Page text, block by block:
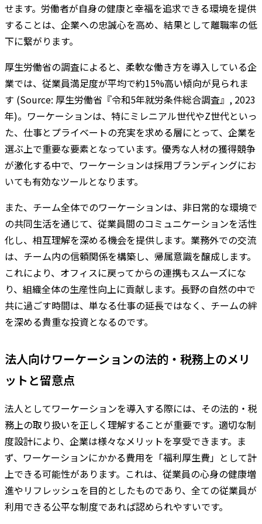
せます。労働者が自身の健康と幸福を追求できる環境を提供
することは、企業への忠誠心を高め、結果として離職率の低
下に繋がります。
厚生労働省の調査によると、柔軟な働き方を導入している企
業では、従業員満足度が平均で約15%高い傾向が見られま
す (Source: 厚生労働省『令和5年就労条件総合調査』, 2023
年)。ワーケーションは、特にミレニアル世代やZ世代といっ
た、仕事とプライベートの充実を求める層にとって、企業を
選ぶ上で重要な要素となっています。優秀な人材の獲得競争
が激化する中で、ワーケーションは採用ブランディングにお
いても有効なツールとなります。
また、チーム全体でのワーケーションは、非日常的な環境で
の共同生活を通じて、従業員間のコミュニケーションを活性
化し、相互理解を深める機会を提供します。業務外での交流
は、チーム内の信頼関係を構築し、帰属意識を醸成します。
これにより、オフィスに戻ってからの連携もスムーズにな
り、組織全体の生産性向上に貢献します。長野の自然の中で
共に過ごす時間は、単なる仕事の延長ではなく、チームの絆
を深める貴重な投資となるのです。
法人向けワーケーションの法的・税務上のメリ
ットと留意点
法人としてワーケーションを導入する際には、その法的・税
務上の取り扱いを正しく理解することが重要です。適切な制
度設計により、企業は様々なメリットを享受できます。ま
ず、ワーケーションにかかる費用を「福利厚生費」として計
上できる可能性があります。これは、従業員の心身の健康増
進やリフレッシュを目的としたものであり、全ての従業員が
利用できる公平な制度であれば認められやすいです。